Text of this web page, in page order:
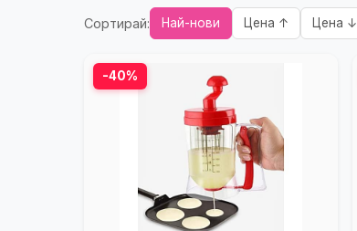
Сортирай: Най-нови Цена ↑ Цена ↓
-40%